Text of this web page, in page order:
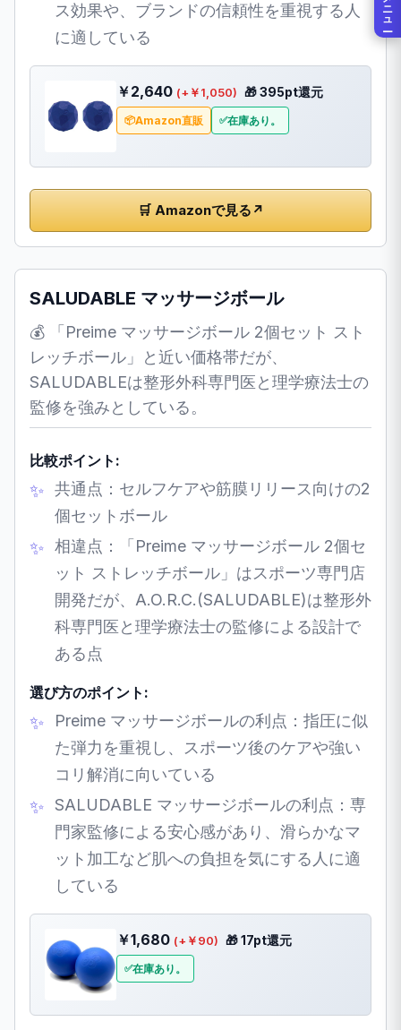
ス効果や、ブランドの信頼性を重視する人
に適している
￥2,640 (+￥1,050) 🎁 395pt還元
Amazon直販 在庫あり。
🛒 Amazonで見る ↗
SALUDABLE マッサージボール
💰 「Preime マッサージボール 2個セット スト
レッチボール」と近い価格帯だが、
SALUDABLEは整形外科専門医と理学療法士の
監修を強みとしている。
比較ポイント:
共通点：セルフケアや筋膜リリース向けの2
個セットボール
相違点：「Preime マッサージボール 2個セ
ット ストレッチボール」はスポーツ専門店
開発だが、A.O.R.C.(SALUDABLE)は整形外
科専門医と理学療法士の監修による設計で
ある点
選び方のポイント:
Preime マッサージボールの利点：指圧に似
た弾力を重視し、スポーツ後のケアや強い
コリ解消に向いている
SALUDABLE マッサージボールの利点：専
門家監修による安心感があり、滑らかなマ
ット加工など肌への負担を気にする人に適
している
￥1,680 (+￥90) 🎁 17pt還元
在庫あり。